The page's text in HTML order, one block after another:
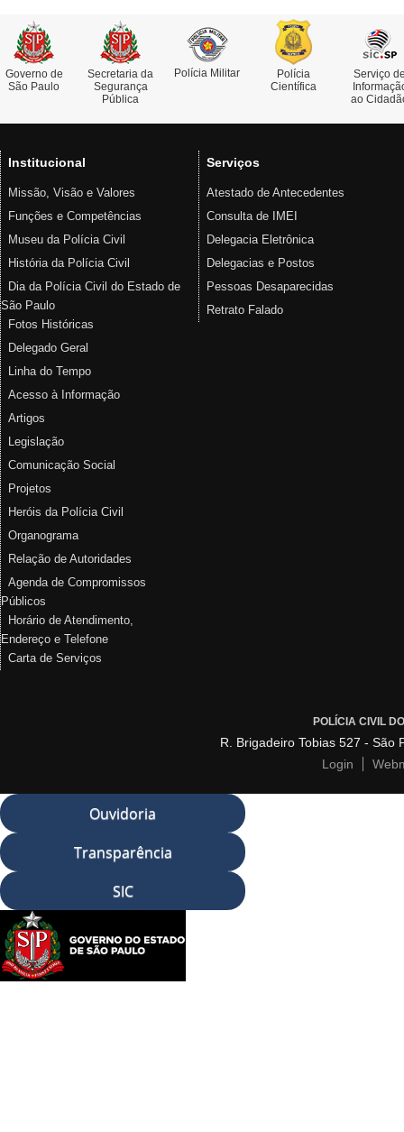
Governo de
São Paulo
Secretaria da
Segurança
Pública
Polícia Militar
Polícia
Científica
Serviço
ao
Institucional
Missão, Visão e Valores
Funções e Competências
Museu da Polícia Civil
História da Polícia Civil
Dia da Polícia Civil do Estado de
São Paulo
Fotos Históricas
Delegado Geral
Linha do Tempo
Acesso à Informação
Artigos
Legislação
Comunicação Social
Projetos
Heróis da Polícia Civil
Organograma
Relação de Autoridades
Agenda de Compromissos
Públicos
Horário de Atendimento,
Endereço e Telefone
Carta de Serviços
Serviços
Atestado de Antecedentes
Consulta de IMEI
Delegacia Eletrônica
Delegacias e Postos
Pessoas Desaparecidas
Retrato Falado
POLÍCIA CIVIL
R. Brigadeiro Tobias 527 - São
Login
Ouvidoria
Transparência
SIC